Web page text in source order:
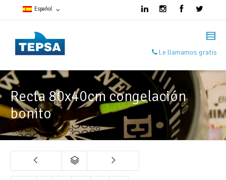
Español
Francés
Español
Inglés
Le llamamos gratis
Recta 80x40cm congelación
bonito